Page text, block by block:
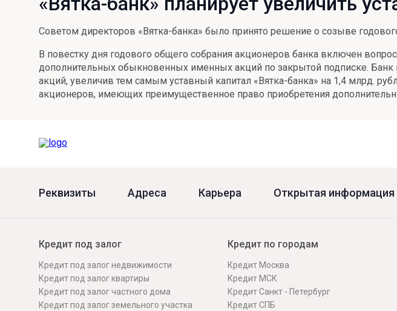
Фиксируй доход
Новый старт
Онлайн
Все кредиты
Подбор новой
Все карты
Mir Pay
Госуслуги
Удаленная идентификация
Советом директоров «Вятка-банка» было принято решение о созыве
В повестку дня годового общего собрания акционеров банка включен
дополнительных обыкновенных именных акций по закрытой подписке.
акций, увеличив тем самым уставный капитал «Вятка-банка» на 1,4 млрд.
акционеров, имеющих преимущественное право приобретения
Реквизиты Адреса Карьера Открытая информация
Кредит под залог
Кредит под залог недвижимости
Кредит под залог квартиры
Кредит под залог частного дома
Кредит под залог земельного участка
Кредит по городам
Кредит Москва
Кредит МСК
Кредит Санкт - Петербург
Кредит СПБ